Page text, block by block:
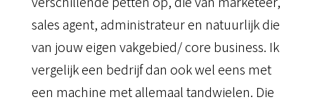
sales agent, administrateur en natuurlijk die
van jouw eigen vakgebied/ core business. Ik
vergelijk een bedrijf dan ook wel eens met
een machine met allemaal tandwielen. Die